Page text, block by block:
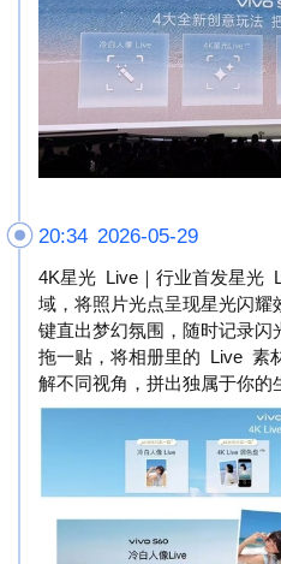
20:34 2026-05-29
4K星光 Live｜行业首发星光
域，将照片光点呈现星光闪耀
键直出梦幻氛围，随时记录
拖一贴，将相册里的 Live 素
解不同视角，拼出独属于你的